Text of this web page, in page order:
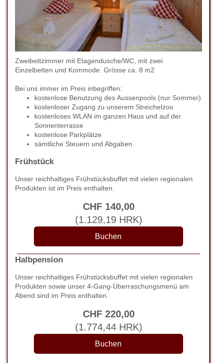
Zweibettzimmer mit Etagendusche/WC, mit zwei
Einzelbetten und Kommode. Grösse ca. 8 m2
Bei uns immer im Preis inbegriffen:
kostenlose Benutzung des Aussenpools (nur Sommer)
kostenloser Zugang zu unserem Streichelzoo
kostenloses WLAN im ganzen Haus und auf der
Sonnenterrasse
kostenlose Parkplätze
sämtliche Steuern und Abgaben
Frühstück
Unser reichhaltiges Frühstücksbuffet mit vielen regionalen
Produkten ist im Preis enthalten.
CHF 140,00
(1.129,19HRK)
Halbpension
Unser reichhaltiges Frühstücksbuffet mit vielen regionalen
Produkten sowie unser 4-Gang-Überraschungsmenü am
Abend sind im Preis enthalten.
CHF 220,00
(1.774,44HRK)